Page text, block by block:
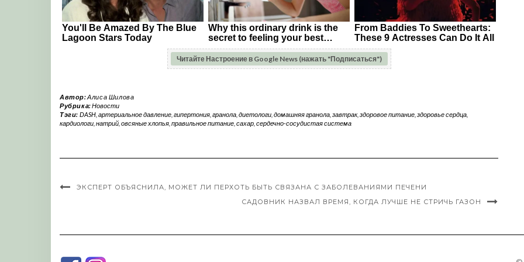
Читайте Настроение в Google News (нажать "Подписаться")
Автор:Алиса Шилова
Рубрика:Новости
Тэги: DASH, артериальное давление, гипертония, гранола, диетологи, домашняя гранола, завтрак, здоровое питание, здоровье сердца,
кардиологи натрий овсяные хлопья правильное питание сахар сердечно-сосудистая система
ЭКСПЕРТ ОБЪЯСНИЛА, МОЖЕТ ЛИ ПЕРХОТЬ БЫТЬ СВЯЗАНА С ЗАБОЛЕВАНИЯМИ ПЕЧЕНИ
САДОВНИК НАЗВАЛ ВРЕМЯ, КОГДА ЛУЧШЕ НЕ СТРИЧЬ ГАЗОН